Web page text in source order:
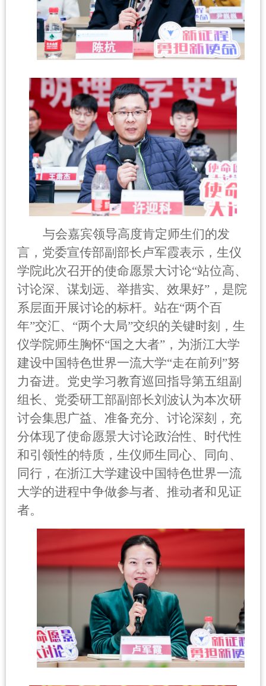
与会嘉宾领导高度肯定师生们的发
言，党委宣传部副部长卢军霞表示，生仪
学院此次召开的使命愿景大讨论“站位高、
讨论深、谋划远、举措实、效果好”，是院
系层面开展讨论的标杆。站在“两个百
年”交汇、“两个大局”交织的关键时刻，生
仪学院师生胸怀“国之大者”，为浙江大学
建设中国特色世界一流大学“走在前列”努
力奋进。党史学习教育巡回指导第五组副
组长、党委研工部副部长刘波认为本次研
讨会集思广益、准备充分、讨论深刻，充
分体现了使命愿景大讨论政治性、时代性
和引领性的特质，生仪师生同心、同向、
同行，在浙江大学建设中国特色世界一流
大学的进程中争做参与者、推动者和见证
者。